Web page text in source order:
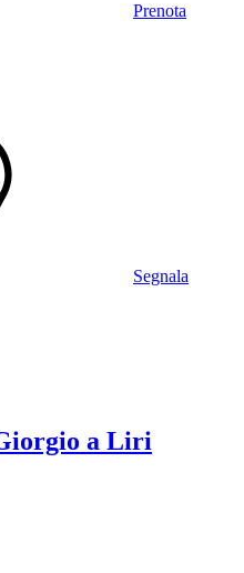
Prenota
Segnala
a Liri